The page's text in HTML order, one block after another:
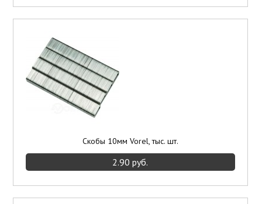
Скобы 10мм Vorel, тыс. шт.
2.90 руб.